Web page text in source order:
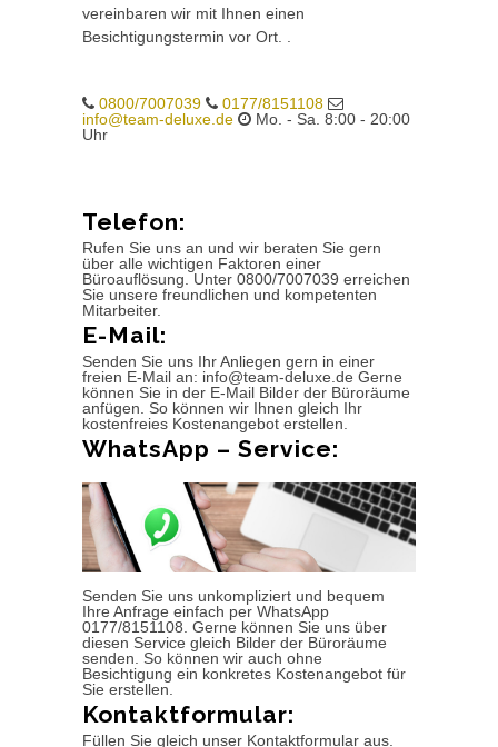
vereinbaren wir mit Ihnen einen
Besichtigungstermin vor Ort. .
0800/7007039
0177/8151108
info@team-deluxe.de
Mo. - Sa. 8:00 - 20:00
Uhr
Telefon:
Rufen Sie uns an und wir beraten Sie gern
über alle wichtigen Faktoren einer
Büroauflösung. Unter 0800/7007039 erreichen
Sie unsere freundlichen und kompetenten
Mitarbeiter.
E-Mail:
Senden Sie uns Ihr Anliegen gern in einer
freien E-Mail an: info@team-deluxe.de Gerne
können Sie in der E-Mail Bilder der Büroräume
anfügen. So können wir Ihnen gleich Ihr
kostenfreies Kostenangebot erstellen.
WhatsApp – Service:
Senden Sie uns unkompliziert und bequem
Ihre Anfrage einfach per WhatsApp
0177/8151108. Gerne können Sie uns über
diesen Service gleich Bilder der Büroräume
senden. So können wir auch ohne
Besichtigung ein konkretes Kostenangebot für
Sie erstellen.
Kontaktformular:
Füllen Sie gleich unser Kontaktformular aus.